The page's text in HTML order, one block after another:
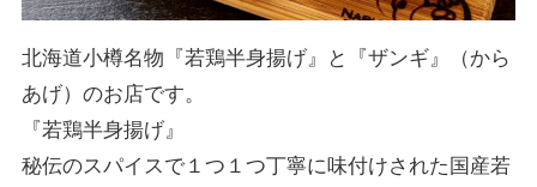
北海道小樽名物『若鶏半身揚げ』と『ザンギ』（から
あげ）のお店です。
『若鶏半身揚げ』
秘伝のスパイスで１つ１つ丁寧に味付けされた国産若